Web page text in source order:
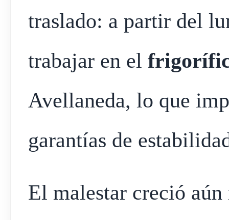
traslado: a partir del
trabajar en el
Avellaneda, lo que
garantías de
El malestar creció aún